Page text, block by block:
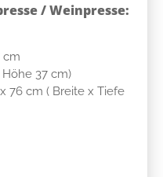
/ Weinpresse:
cm
37 cm)
76 cm ( Breite x Tiefe